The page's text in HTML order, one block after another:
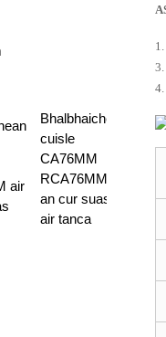
Bhalbhaichean
cuisle
CA76MM
RCA76MM air
an cur suas
air tanca